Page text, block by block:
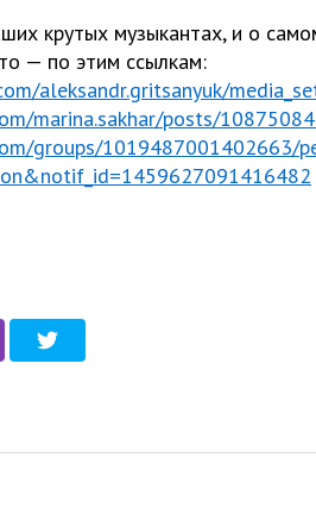
крутых музыкантах, и о
— по этим ссылкам:
aleksandr.gritsanyuk/
marina.sakhar/posts/
groups/1019487001402663/